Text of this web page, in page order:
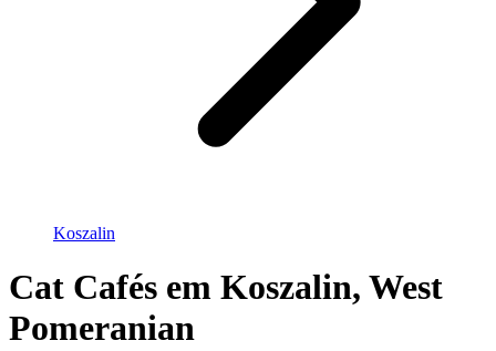
Koszalin
Cat Cafés em Koszalin, West
Pomeranian